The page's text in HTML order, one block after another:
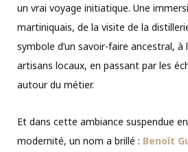
un vrai voyage initiatique. Une
martiniquais, de la visite de la
symbole d’un savoir-faire ancestral,
artisans locaux, en passant par les
autour du métier.
Et dans cette ambiance suspendue
modernité, un nom a brillé : Benoît